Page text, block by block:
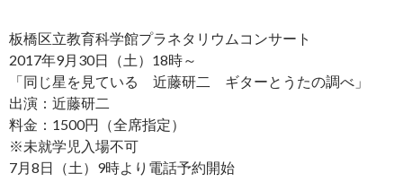
板橋区立教育科学館プラネタリウムコンサート
2017年9月30日（土）18時～
「同じ星を見ている 近藤研二 ギターとうたの調べ」
出演：近藤研二
料金：1500円（全席指定）
※未就学児入場不可
7月8日（土）9時より電話予約開始